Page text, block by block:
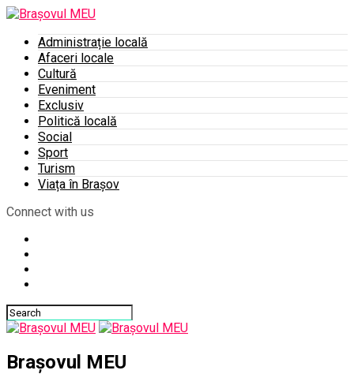
Administrație locală
Afaceri locale
Cultură
Eveniment
Exclusiv
Politică locală
Social
Sport
Turism
Viața în Brașov
Connect with us
Brașovul MEU